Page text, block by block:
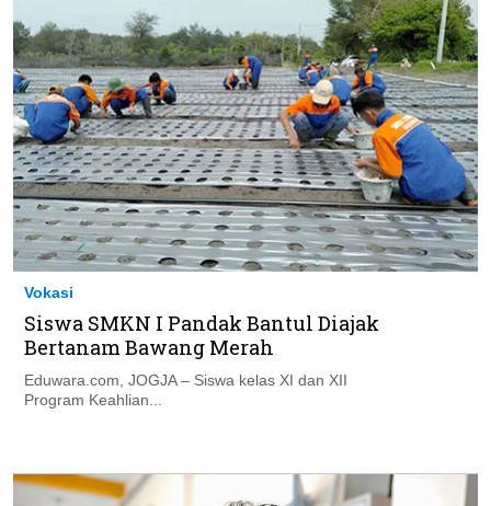
Vokasi
Siswa SMKN I Pandak Bantul Diajak
Bertanam Bawang Merah
Eduwara.com, JOGJA – Siswa kelas XI dan XII
Program Keahlian...